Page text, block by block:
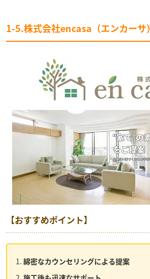
1-5.株式会社encasa（エンカーサ）
【おすすめポイント】
綿密なカウンセリングによる提案